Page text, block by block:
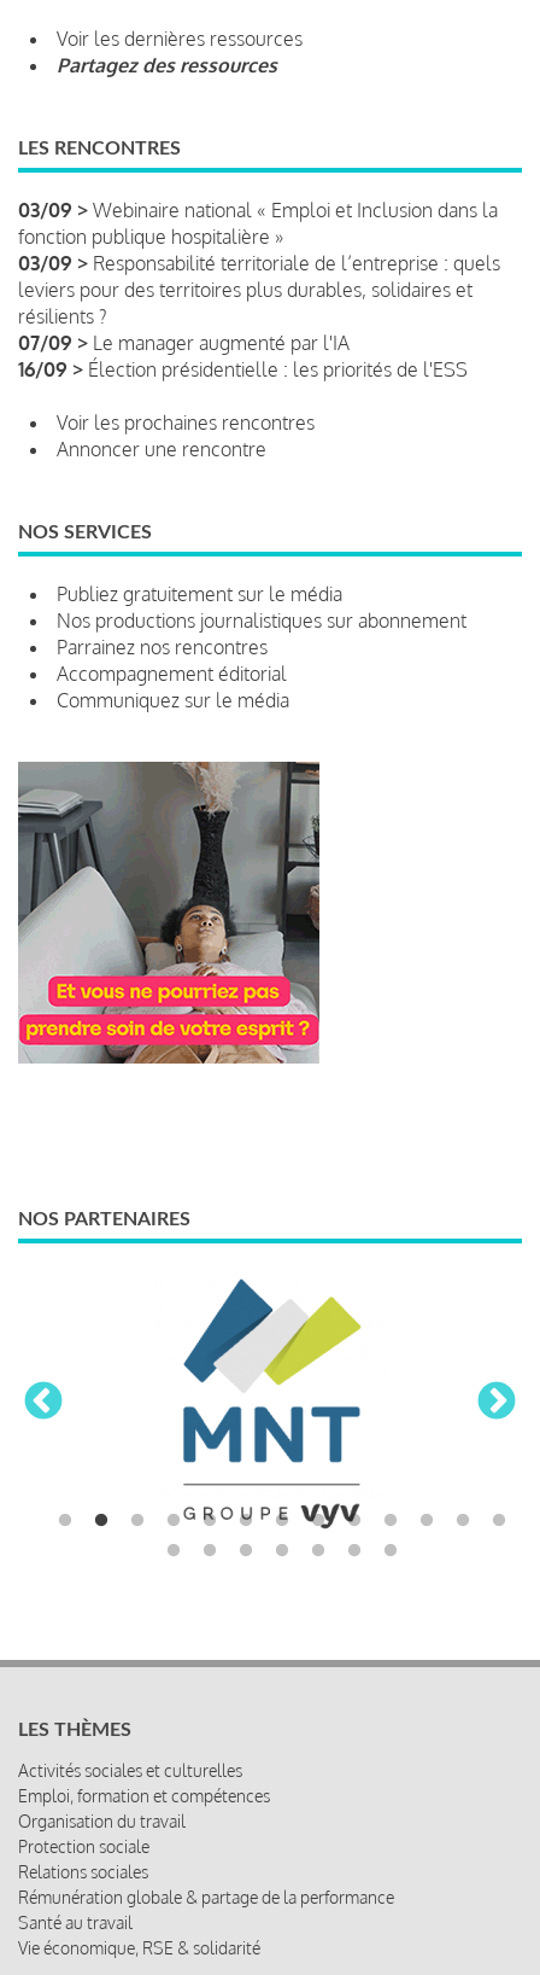
Voir les dernières ressources
Partagez des ressources
LES RENCONTRES
03/09 > Webinaire national « Emploi et Inclusion dans la
fonction publique hospitalière »
03/09 > Responsabilité territoriale de l’entreprise : quels
leviers pour des territoires plus durables, solidaires et
résilients ?
07/09 > Le manager augmenté par l'IA
16/09 > Élection présidentielle : les priorités de l'ESS
Voir les prochaines rencontres
Annoncer une rencontre
NOS SERVICES
Publiez gratuitement sur le média
Nos productions journalistiques sur abonnement
Parrainez nos rencontres
Accompagnement éditorial
Communiquez sur le média
NOS PARTENAIRES
LES THÈMES
Activités sociales et culturelles
Emploi, formation et compétences
Organisation du travail
Protection sociale
Relations sociales
Rémunération globale & partage de la performance
Santé au travail
Vie économique, RSE & solidarité